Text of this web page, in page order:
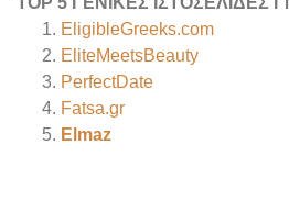
EligibleGreeks.com
EliteMeetsBeauty
PerfectDate
Fatsa.gr
Elmaz